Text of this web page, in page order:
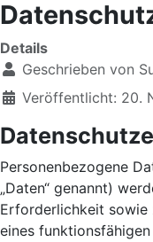
Details
Geschrieben von
Veröffentlicht: 20.
Personenbezogene
„Daten“ genannt)
Erforderlichkeit sowie
eines